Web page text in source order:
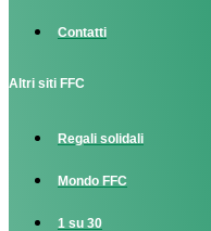
Contatti
Altri siti FFC
Regali solidali
Mondo FFC
1 su 30